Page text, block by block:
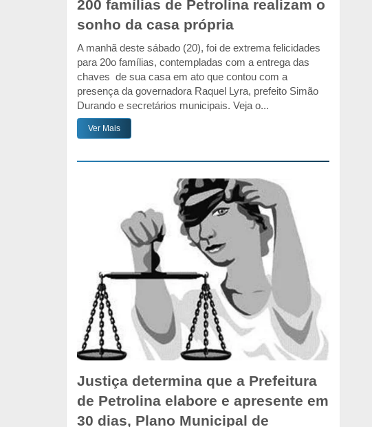
200 famílias de Petrolina realizam o
sonho da casa própria
A manhã deste sábado (20), foi de extrema felicidades
para 20o famílias, contempladas com a entrega das
chaves de sua casa em ato que contou com a
presença da governadora Raquel Lyra, prefeito Simão
Durando e secretários municipais. Veja o...
Ver Mais
Justiça determina que a Prefeitura
de Petrolina elabore e apresente em
30 dias, Plano Municipal de